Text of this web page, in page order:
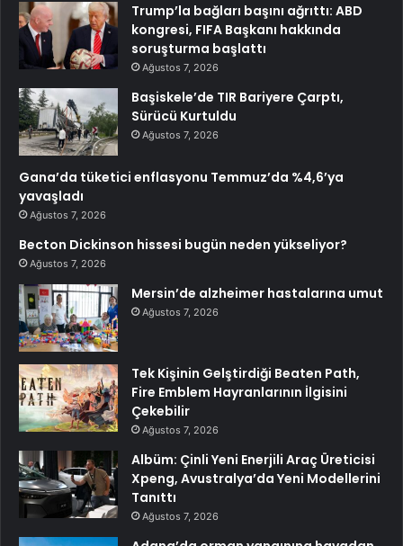
Trump’la bağları başını ağrıttı: ABD
kongresi, FIFA Başkanı hakkında
soruşturma başlattı
Ağustos 7, 2026
Başiskele’de TIR Bariyere Çarptı,
Sürücü Kurtuldu
Ağustos 7, 2026
Gana’da tüketici enflasyonu Temmuz’da %4,6’ya
yavaşladı
Ağustos 7, 2026
Becton Dickinson hissesi bugün neden yükseliyor?
Ağustos 7, 2026
Mersin’de alzheimer hastalarına umut
Ağustos 7, 2026
Tek Kişinin Gelştirdiği Beaten Path,
Fire Emblem Hayranlarının İlgisini
Çekebilir
Ağustos 7, 2026
Albüm: Çinli Yeni Enerjili Araç Üreticisi
Xpeng, Avustralya’da Yeni Modellerini
Tanıttı
Ağustos 7, 2026